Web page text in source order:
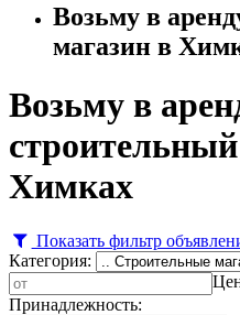
Возьму в
магазин в
Возьму в
Химках
Показать фильтр
Категория:
Принадлежность: